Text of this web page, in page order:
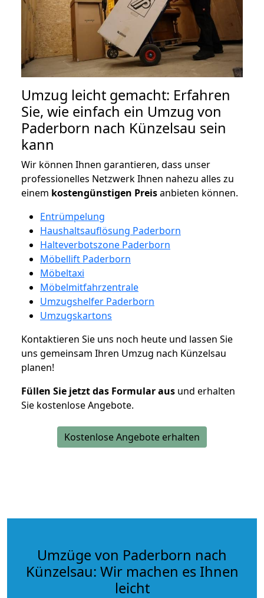
Umzug leicht gemacht: Erfahren
Sie, wie einfach ein Umzug von
Paderborn nach Künzelsau sein
kann
Wir können Ihnen garantieren, dass unser
professionelles Netzwerk Ihnen nahezu alles zu
einem kostengünstigen Preisanbieten können.
Entrümpelung
Haushaltsauflösung Paderborn
Halteverbotszone Paderborn
Möbellift Paderborn
Möbeltaxi
Möbelmitfahrzentrale
Umzugshelfer Paderborn
Umzugskartons
Kontaktieren Sie uns noch heute und lassen Sie
uns gemeinsam Ihren Umzug nach Künzelsau
planen!
Füllen Sie jetzt das Formular aus und erhalten
Sie kostenlose Angebote.
Kostenlose Angebote erhalten
Umzüge von Paderborn nach
Künzelsau: Wir machen es Ihnen
leicht